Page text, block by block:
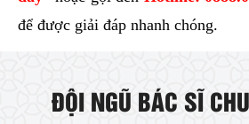
để được giải đáp nhanh chóng.
ĐỘI NGŨ BÁC SĨ